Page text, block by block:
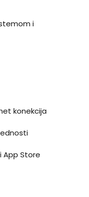
i
konekcija
App Store